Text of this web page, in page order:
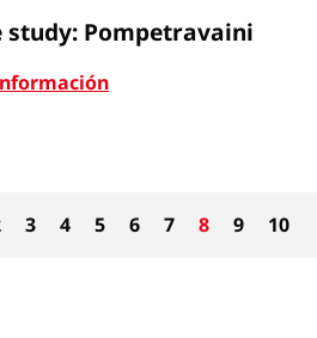
study: Pompetravaini
3 4 5 6 7 8 9 10